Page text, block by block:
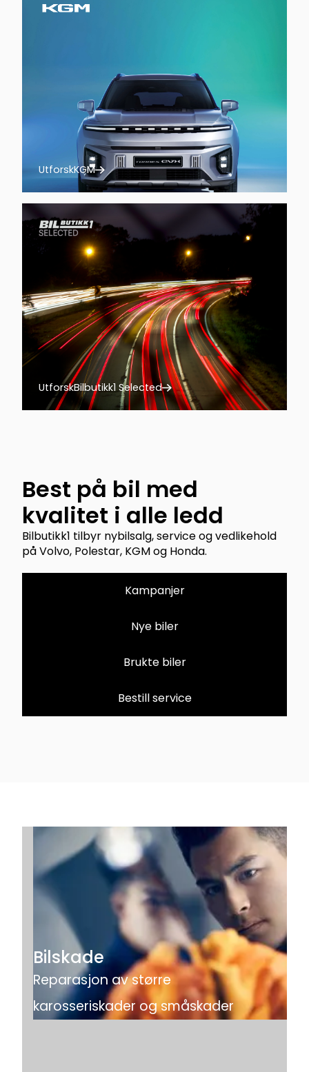
UtforskKGM
UtforskBilbutikk1 Selected
Best på bil med
kvalitet i alle ledd
Bilbutikk1 tilbyr nybilsalg, service og vedlikehold
på Volvo, Polestar, KGM og Honda.
Kampanjer
Nye biler
Brukte biler
Bestill service
Bilskade
Reparasjon av større
karosseriskader og småskader